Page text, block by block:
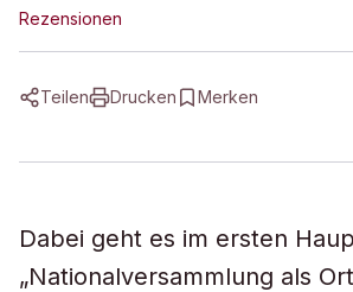
Rezensionen
Teilen Drucken Merken
Dabei geht es im ersten
„Nationalversammlung als Ort